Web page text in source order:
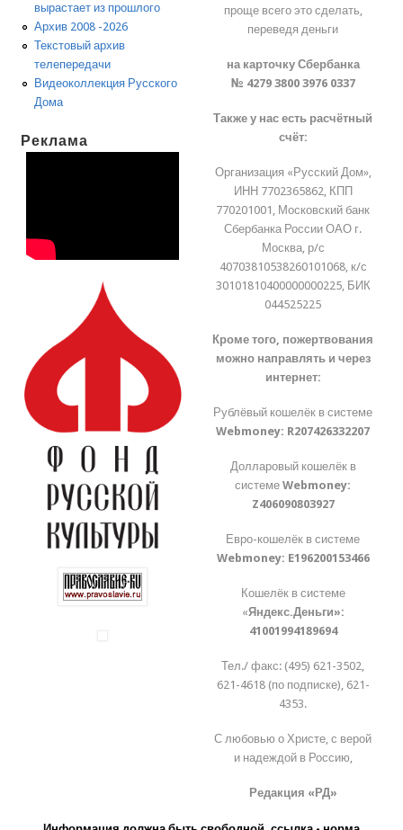
вырастает из прошлого
Архив 2008 -2026
Текстовый архив
телепередачи
Видеоколлекция Русского
Дома
Реклама
проще всего это сделать,
переведя деньги
на карточку Сбербанка
№ 4279 3800 3976 0337
Также у нас есть расчётный
счёт:
Организация «Русский Дом»,
ИНН 7702365862, КПП
770201001, Московский банк
Сбербанка России ОАО г.
Москва, р/с
40703810538260101068, к/с
30101810400000000225, БИК
044525225
Кроме того, пожертвования
можно направлять и через
интернет:
Рублёвый кошелёк в системе
Webmoney: R207426332207
Долларовый кошелёк в
системеWebmoney:
Z406090803927
Евро-кошелёк в системе
Webmoney: E196200153466
Кошелёк в системе
«Яндекс.Деньги»:
41001994189694
Тел./ факс: (495) 621-3502,
621-4618 (по подписке), 621-
4353.
С любовью о Христе, с верой
и надеждой в Россию,
Редакция «РД»